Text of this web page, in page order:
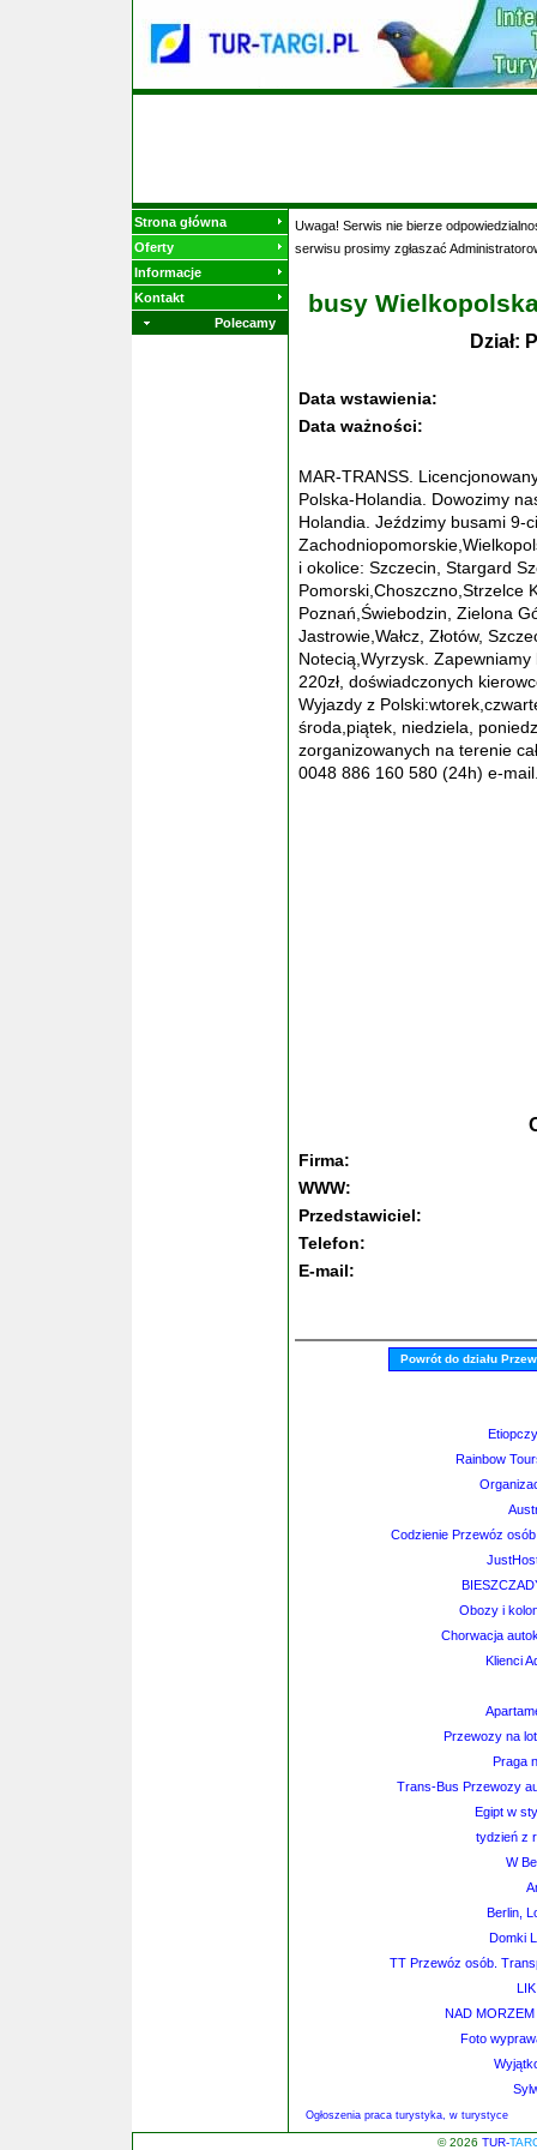
Strona główna
Oferty
Informacje
Kontakt
Polecamy
Uwaga! Serwis nie bierze
serwisu prosimy zgłaszać
busy
Dział:
Data wstawienia:
Data ważności:
MAR-TRANSS.
Polska-Holandia. Dowozimy
Holandia. Jeździmy busami 9-
i okolice: Szczecin, Stargard
Pomorski,Choszczno,Strzelce
Poznań,Świebodzin, Zielona
Jastrowie,Wałcz, Złotów,
Notecią,Wyrzysk.
220zł, doświadczonych
Wyjazdy z
środa,piątek, niedziela,
zorganizowanych na terenie
0048 886 160 580 (24h) e-
Firma:
WWW:
Przedstawiciel:
Telefon:
E-mail:
Powrót do działu
Rainbow
Codzienie Przewóz
Obozy i
Chorwacja
Klienci
Przewozy na
Praga
Trans-Bus Przewozy
Egipt w
tydzień z
W
Berlin,
Domki
TT Przewóz osób.
NAD
Foto
Ogłoszenia praca turystyka, w turystyce
© 2026 TUR-